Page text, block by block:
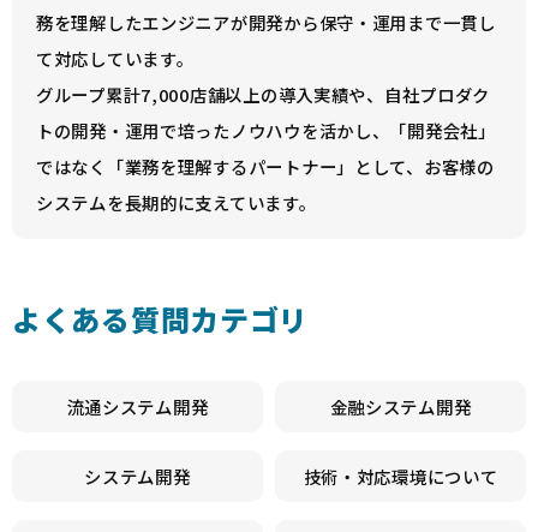
務を理解したエンジニアが開発から保守・運用まで一貫し
て対応しています。
グループ累計7,000店舗以上の導入実績や、自社プロダク
トの開発・運用で培ったノウハウを活かし、「開発会社」
ではなく「業務を理解するパートナー」として、お客様の
システムを長期的に支えています。
よくある質問カテゴリ
流通システム開発 金融システム開発
システム開発 技術・対応環境について